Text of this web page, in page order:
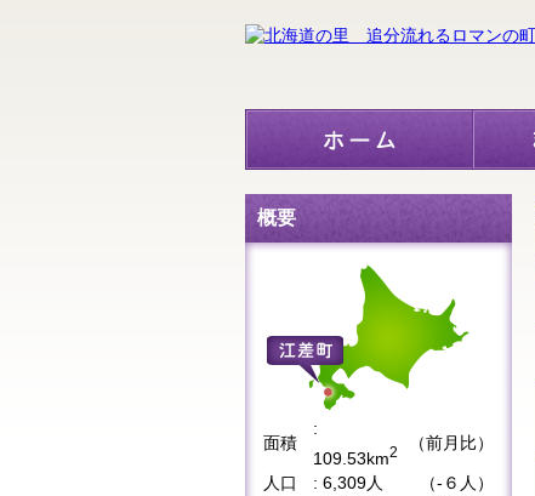
概要
面積
:
109.53km2 （前月比）
人口 : 6,309人
（-６人）